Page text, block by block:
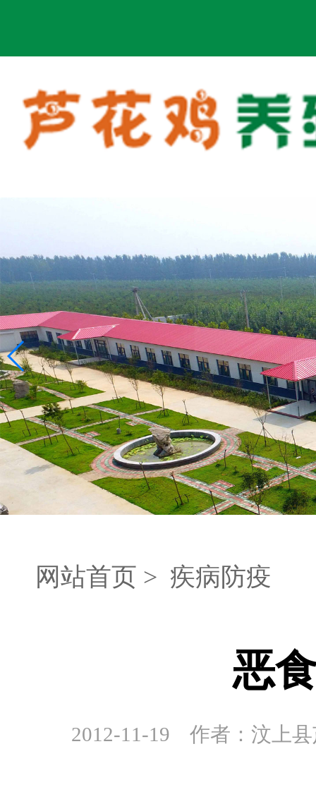
网站首页 > 疾病防疫
恶
2012-11-19 作者：汶上